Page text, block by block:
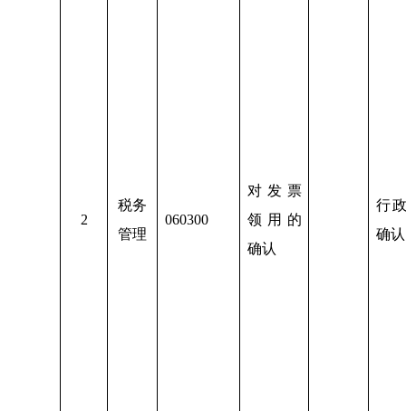
2
税务
管理
060300
对发票
领用的
确认
行
确认